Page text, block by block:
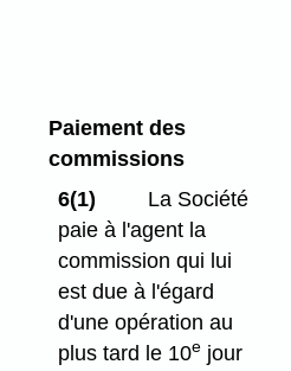
Paiement des
commissions
6(1)
La Société
paie à l'agent la
commission qui lui
est due à l'égard
d'une opération au
plus tard le 10e jour